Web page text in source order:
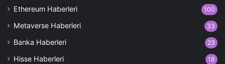
Ethereum Haberleri 100
Metaverse Haberleri 33
Banka Haberleri 23
Hisse Haberleri 18